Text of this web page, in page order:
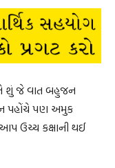
શું જે વાત બહુજન
પહોંચે પણ અમુક
ઉચ્ચ કક્ષાની થઈ